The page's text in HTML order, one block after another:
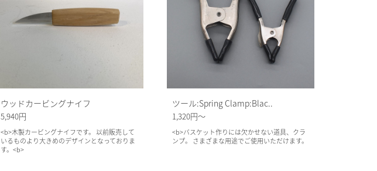
ウッドカービングナイフ
5,940円
<b>木製カービングナイフです。 以前販売して
いるものより大きめのデザインとなっておりま
す。<b>
ツール:Spring Clamp:Blac..
1,320円～
<b>バスケット作りには欠かせない道具、クラ
ンプ。 さまざまな用途でご使用いただけます。